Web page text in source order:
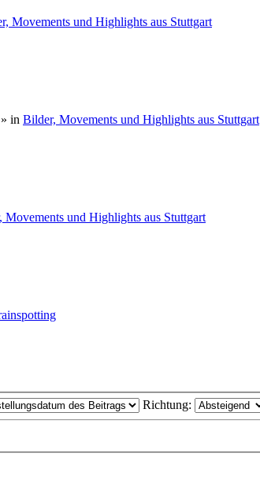
Movements und Highlights aus Stuttgart
in Bilder, Movements und Highlights aus Stuttgart
Movements und Highlights aus Stuttgart
Richtung: